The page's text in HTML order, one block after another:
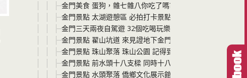
金門美食 蛋狗，雜七雜八你吃了嗎? 隱身在靜謐社區裡的
金門景點 太湖遊憩區 必拍打卡景點漂浮斑馬線 超級立體超
金門三天兩夜自駕遊 32個吃喝玩樂的景點與美食全分享
金門景點 翟山坑道 來見證地下金門的偉大傑作 最美的坑
金門景點 珠山聚落 珠山公園 記得到制高點一覽聚落之外
金門景點 前水頭十八支樑 同時十八支上樑的風華古厝群景
金門景點 水頭聚落 僑鄉文化展示館 必拍洋樓網美照 附近